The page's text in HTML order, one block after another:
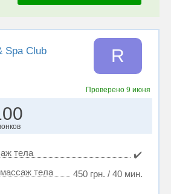
Spa Club R
Проверено 9 июня
тела
✔️
тела
450 грн. / 40 мин.